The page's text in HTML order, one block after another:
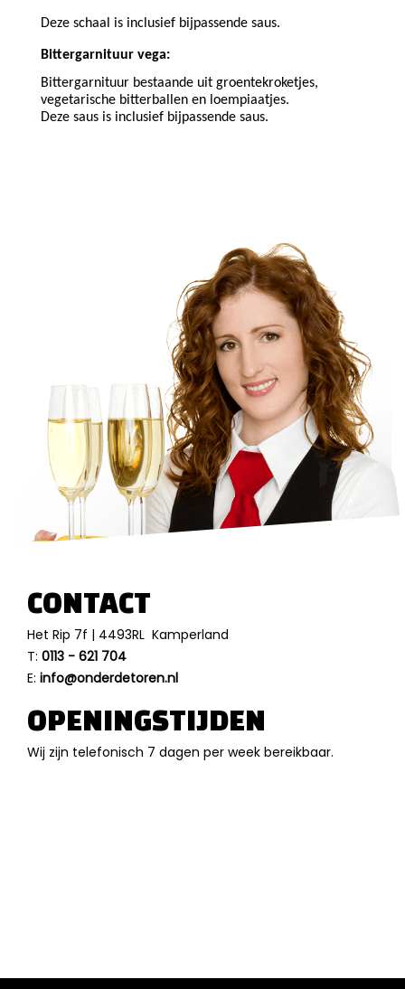
Deze schaal is inclusief bijpassende saus.
Bittergarnituur vega:
Bittergarnituur bestaande uit groentekroketjes,
vegetarische bitterballen en loempiaatjes.
Deze saus is inclusief bijpassende saus.
CONTACT
Het Rip 7f | 4493RL Kamperland
T: 0113 - 621 704
E: info@onderdetoren.nl
OPENINGSTIJDEN
Wij zijn telefonisch 7 dagen per week bereikbaar.